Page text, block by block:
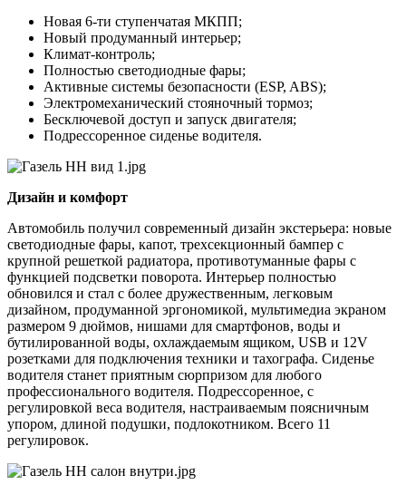
Новая 6-ти ступенчатая МКПП;
Новый продуманный интерьер;
Климат-контроль;
Полностью светодиодные фары;
Активные системы безопасности (ESP, ABS);
Электромеханический стояночный тормоз;
Бесключевой доступ и запуск двигателя;
Подрессоренное сиденье водителя.
Дизайн и комфорт
Автомобиль получил современный дизайн экстерьера: новые
светодиодные фары, капот, трехсекционный бампер с
крупной решеткой радиатора, противотуманные фары с
функцией подсветки поворота. Интерьер полностью
обновился и стал с более дружественным, легковым
дизайном, продуманной эргономикой, мультимедиа экраном
размером 9 дюймов, нишами для смартфонов, воды и
бутилированной воды, охлаждаемым ящиком, USB и 12V
розетками для подключения техники и тахографа. Сиденье
водителя станет приятным сюрпризом для любого
профессионального водителя. Подрессоренное, с
регулировкой веса водителя, настраиваемым поясничным
упором, длиной подушки, подлокотником. Всего 11
регулировок.